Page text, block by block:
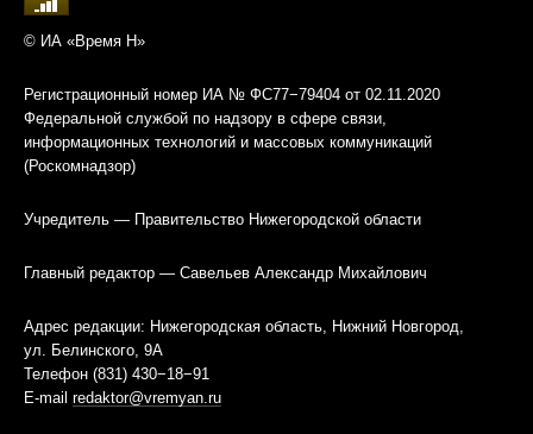
© ИА «Время Н»
Регистрационный номер ИА № ФС77−79404 от 02.11.2020
Федеральной службой по надзору в сфере связи,
информационных технологий и массовых коммуникаций
(Роскомнадзор)
Учредитель — Правительство Нижегородской области
Главный редактор — Савельев Александр Михайлович
Адрес редакции: Нижегородская область, Нижний Новгород,
ул. Белинского, 9А
Телефон (831) 430−18−91
E-mail redaktor@vremyan.ru